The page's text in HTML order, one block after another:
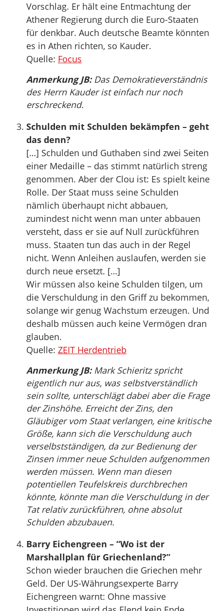
Vorschlag. Er hält eine Entmachtung der
Athener Regierung durch die Euro-Staaten
für denkbar. Auch deutsche Beamte könnten
es in Athen richten, so Kauder.
Quelle: Focus
Anmerkung JB:Das Demokratieverständnis
des Herrn Kauder ist einfach nur noch
erschreckend.
Schulden mit Schulden bekämpfen – geht
das denn?
[…] Schulden und Guthaben sind zwei Seiten
einer Medaille – das stimmt natürlich streng
genommen. Aber der Clou ist: Es spielt keine
Rolle. Der Staat muss seine Schulden
nämlich überhaupt nicht abbauen,
zumindest nicht wenn man unter abbauen
versteht, dass er sie auf Null zurückführen
muss. Staaten tun das auch in der Regel
nicht. Wenn Anleihen auslaufen, werden sie
durch neue ersetzt. […]
Wir müssen also keine Schulden tilgen, um
die Verschuldung in den Griff zu bekommen,
solange wir genug Wachstum erzeugen. Und
deshalb müssen auch keine Vermögen dran
glauben.
Quelle: ZEIT Herdentrieb
Anmerkung JB:Mark Schieritz spricht
eigentlich nur aus, was selbstverständlich
sein sollte, unterschlägt dabei aber die Frage
der Zinshöhe. Erreicht der Zins, den
Gläubiger vom Staat verlangen, eine kritische
Größe, kann sich die Verschuldung auch
verselbstständigen, da zur Bedienung der
Zinsen immer neue Schulden aufgenommen
werden müssen. Wenn man diesen
potentiellen Teufelskreis durchbrechen
könnte, könnte man die Verschuldung in der
Tat relativ zurückführen, ohne absolut
Schulden abzubauen.
Barry Eichengreen – “Wo ist der
Marshallplan für Griechenland?”
Schon wieder brauchen die Griechen mehr
Geld. Der US-Währungsexperte Barry
Eichengreen warnt: Ohne massive